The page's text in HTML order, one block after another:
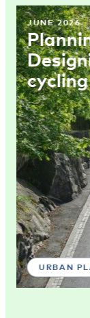
JUNE 2026
URBAN